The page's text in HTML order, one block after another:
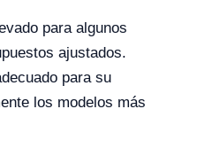
para algunos
ajustados.
para su
los modelos más